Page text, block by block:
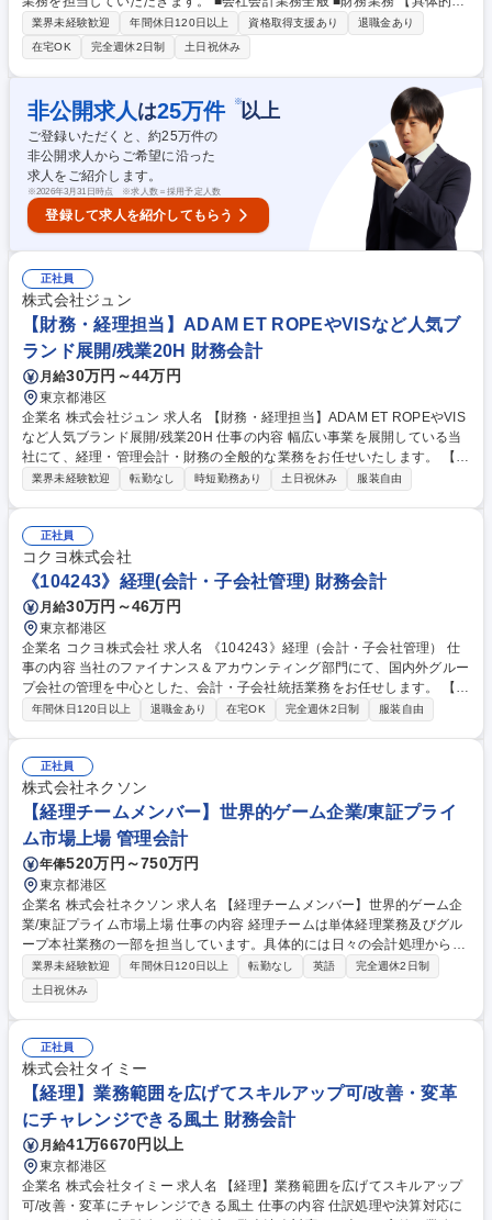
は】 ・決算書作成・納税・原価計算・原価管理・財産管理他 ・資金管
理・予算管理他 【採用背景】案件の増加に伴い、業務の効率の改善を目指
しての採用になります。チームとして自分の持っているスキル還元してい
きたい方を歓迎します。 募集職種 【経理】会社決算業務の経験を活かす/
年休126日/日立グループ/福利厚生充実◎
業界未経験歓迎 年間休日120日以上 資格取得支援あり
退職金あり
在宅OK
完全週休2日制 土日祝休み
非公開求人 は25万件 ※以上
ご登録いただくと、約25万件の
非公開求人からご希望に沿った
求人をご紹介します。
※2026年3月31日時点 ※求人数＝採用予定人数
登録して求人を紹介してもらう
正社員
株式会社ジュン
【財務・経理担当】ADAM ET ROPEやVISなど人気ブ
ランド展開/残業20H 財務会計
月給30万円～44万円
東京都港区
企業名 株式会社ジュン 求人名 【財務・経理担当】ADAM ET ROPEやVIS
など人気ブランド展開/残業20H 仕事の内容 幅広い事業を展開している当
社にて、経理・管理会計・財務の全般的な業務をお任せいたします。 【業
務内容例】 ■月次債権債務、試算表の管理全般 ■財務資料作成、決算業務
開/残業20H
業界未経験歓迎 転勤なし 時短勤務あり 土日祝休み 服装自由
正社員
コクヨ株式会社
《104243》経理(会計・子会社管理) 財務会計
月給30万円～46万円
東京都港区
企業名 コクヨ株式会社 求人名 《104243》経理（会計・子会社管理） 仕
事の内容 当社のファイナンス＆アカウンティング部門にて、国内外グルー
プ会社の管理を中心とした、会計・子会社統括業務をお任せします。 【具
体的に】●国内外グループ会社の財務数値管理●月次／四半期／年度決算の
ッシュフローや財務状況のモニタリング●内部統制（J-SOX含む）の強化
支援●会計基準や制度変更への対応、および各拠点との連携●国内外の関係
部門、各子会社とのコミュニケーション・調整 募集職種 《104243》経理
（会計・子会社管理）
年間休日120日以上 退職金あり 在宅OK 完全週休2日制 服装自由
正社員
株式会社ネクソン
【経理チームメンバー】世界的ゲーム企業/東証プライ
ム市場上場 管理会計
年俸520万円～750万円
東京都港区
企業名 株式会社ネクソン 求人名 【経理チームメンバー】世界的ゲーム企
業/東証プライム市場上場 仕事の内容 経理チームは単体経理業務及びグル
ープ本社業務の一部を担当しています。具体的には日々の会計処理から会
計決算・計算書類などの作成、監査法人対応、税務申告書の作成、税務調
査対応などを担当します。 ・決算業務（月次・四半期・年次）計算書類/
単体財務諸表作成 ・連結パッケージ作成 ・各種税務申告作成サポート ・
社員経費精算 ・資金管理/支払処理 ・現業部門のサポート ・各種レポート
の作成 ・各種プロジェクト対応 募集職種 【経理チームメンバー】世界的
ゲーム企業/東証プライム市場上場
業界未経験歓迎 年間休日120日以上 転勤なし 英語
完全週休2日制
土日祝休み
正社員
株式会社タイミー
【経理】業務範囲を広げてスキルアップ可/改善・変革
にチャレンジできる風土 財務会計
月給41万6670円以上
東京都港区
企業名 株式会社タイミー 求人名 【経理】業務範囲を広げてスキルアップ
可/改善・変革にチャレンジできる風土 仕事の内容 仕訳処理や決算対応に